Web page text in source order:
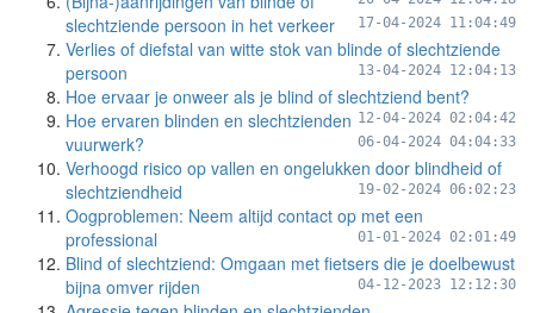
slechtziende persoon in het verkeer
17-04-2024 11:04:49
Verlies of diefstal van witte stok van blinde of slechtziende
persoon
13-04-2024 12:04:13
Hoe ervaar je onweer als je blind of slechtziend bent?
12-04-2024 02:04:42
Hoe ervaren blinden en slechtzienden
vuurwerk?
06-04-2024 04:04:33
Verhoogd risico op vallen en ongelukken door blindheid of
slechtziendheid
19-02-2024 06:02:23
Oogproblemen: Neem altijd contact op met een
professional
01-01-2024 02:01:49
Blind of slechtziend: Omgaan met fietsers die je doelbewust
bijna omver rijden
04-12-2023 12:12:30